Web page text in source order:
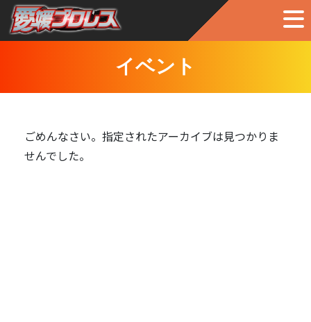
イベント
ごめんなさい。指定されたアーカイブは見つかりま
せんでした。